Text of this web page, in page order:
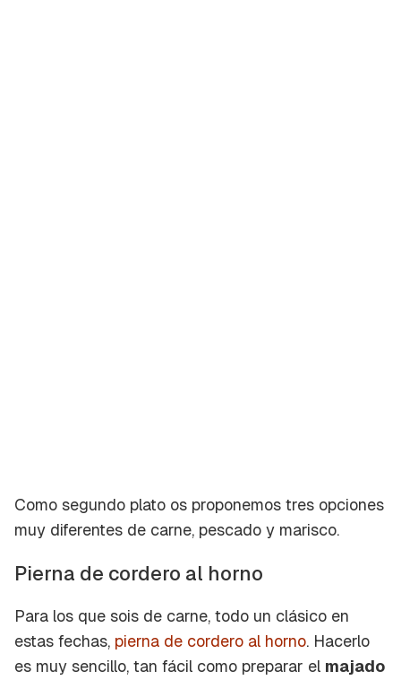
Como segundo plato os proponemos tres opciones
muy diferentes de carne, pescado y marisco.
Pierna de cordero al horno
Para los que sois de carne, todo un clásico en
estas fechas, pierna de cordero al horno. Hacerlo
es muy sencillo, tan fácil como preparar el majado